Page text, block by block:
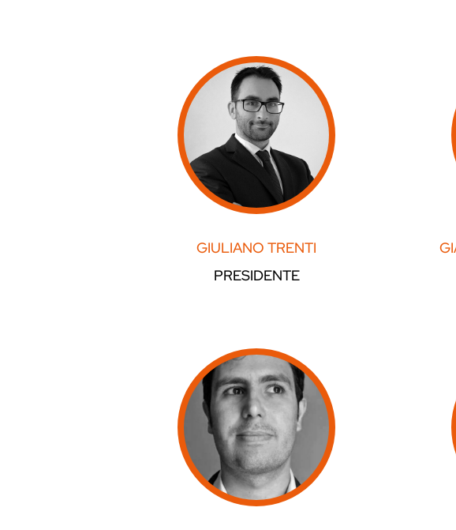
GIULIANO TRENTI
PRESIDENTE